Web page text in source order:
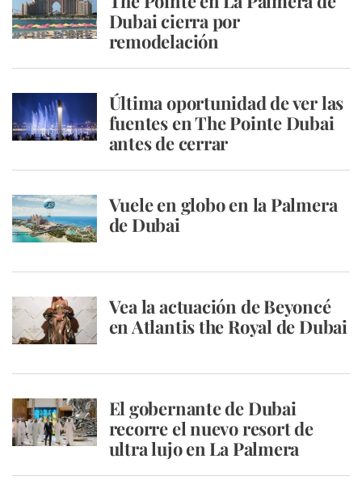
Dubai cierra por
remodelación
Última oportunidad de ver las
fuentes en The Pointe Dubai
antes de cerrar
Vuele en globo en la Palmera
de Dubai
Vea la actuación de Beyoncé
en Atlantis the Royal de Dubai
El gobernante de Dubai
recorre el nuevo resort de
ultra lujo en La Palmera